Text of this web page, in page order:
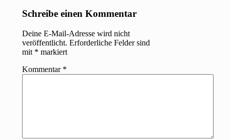
Schreibe einen Kommentar
Deine E-Mail-Adresse wird nicht
veröffentlicht. Erforderliche Felder sind
mit * markiert
Kommentar *